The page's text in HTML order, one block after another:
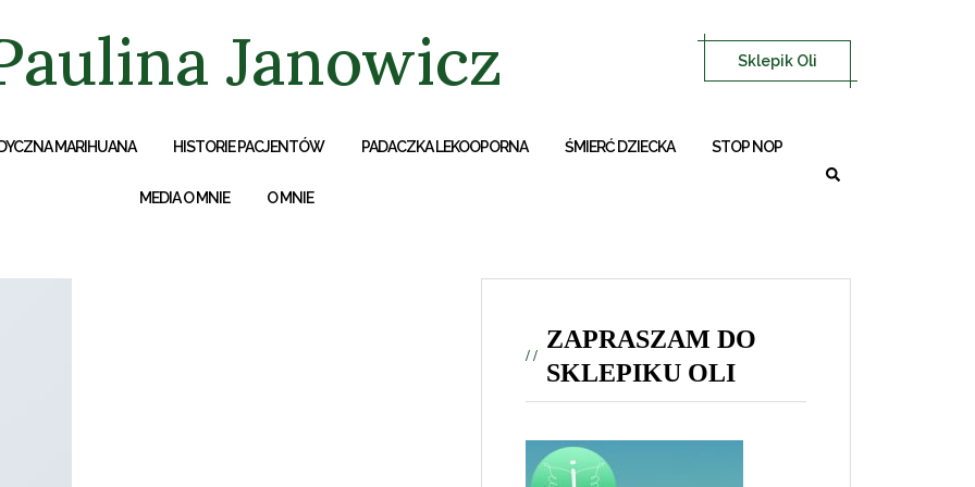
Janowicz Sklepik Oli
MARIHUANA HISTORIE PACJENTÓW PADACZKA LEKOOPORNA ŚMIERĆ DZIECKA STOP NOP
MEDIA O MNIE O MNIE
ZAPRASZAM DO
SKLEPIKU OLI